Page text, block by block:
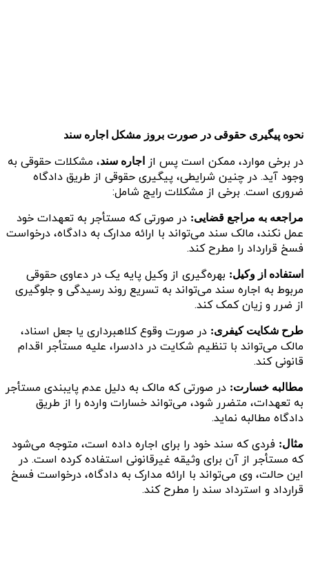
نحوه پیگیری حقوقی در صورت بروز مشکل اجاره سند
در برخی موارد، ممکن است پس از اجاره سند، مشکلات حقوقی به
وجود آید. در چنین شرایطی، پیگیری حقوقی از طریق دادگاه
ضروری است. برخی از مشکلات رایج شامل:
مراجعه به مراجع قضایی: در صورتی که مستأجر به تعهدات خود
عمل نکند، مالک سند می‌تواند با ارائه مدارک به دادگاه، درخواست
فسخ قرارداد را مطرح کند.
استفاده از وکیل: بهره‌گیری از وکیل پایه یک در دعاوی حقوقی
مربوط به اجاره سند می‌تواند به تسریع روند رسیدگی و جلوگیری
از ضرر و زیان کمک کند.
طرح شکایت کیفری: در صورت وقوع کلاهبرداری یا جعل اسناد،
مالک می‌تواند با تنظیم شکایت در دادسرا، علیه مستأجر اقدام
قانونی کند.
مطالبه خسارت: در صورتی که مالک به دلیل عدم پایبندی مستأجر
به تعهدات، متضرر شود، می‌تواند خسارات وارده را از طریق
دادگاه مطالبه نماید.
مثال: فردی که سند خود را برای اجاره داده است، متوجه می‌شود
که مستأجر از آن برای وثیقه غیرقانونی استفاده کرده است. در
این حالت، وی می‌تواند با ارائه مدارک به دادگاه، درخواست فسخ
قرارداد و استرداد سند را مطرح کند.